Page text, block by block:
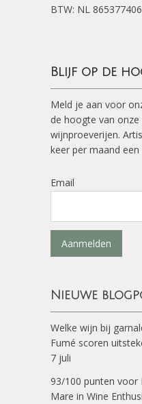
BTW: NL
Blijf op de
Meld je aan voor
de hoogte van onze
wijnproeverijen.
keer per maand een
Email
Aanmelden
Nieuwe
Welke wijn bij
Fumé scoren
7 juli
93/100 punten voor
Mare in Wine